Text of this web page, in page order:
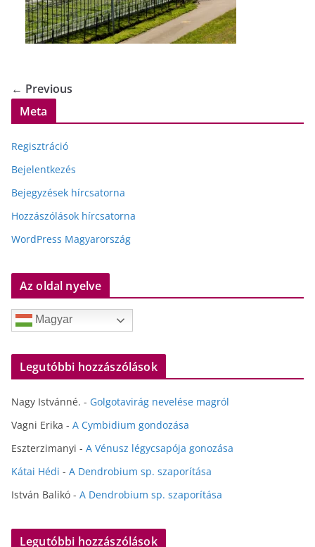
← Previous
Meta
Regisztráció
Bejelentkezés
Bejegyzések hírcsatorna
Hozzászólások hírcsatorna
WordPress Magyarország
Az oldal nyelve
Magyar
Legutóbbi hozzászólások
Nagy Istvánné. - Golgotavirág nevelése magról
Vagni Erika - A Cymbidium gondozása
Eszterzimanyi - A Vénusz légycsapója gonozása
Kátai Hédi - A Dendrobium sp. szaporítása
István Balikó - A Dendrobium sp. szaporítása
Legutóbbi hozzászólások